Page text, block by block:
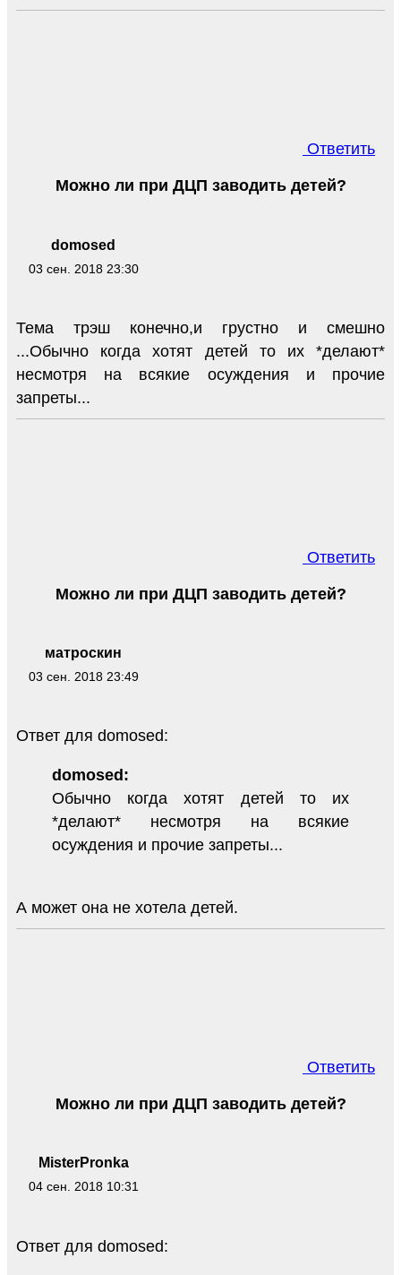
Ответить
domosed
03 сен. 2018 23:30
Можно ли при ДЦП заводить детей?
Тема трэш конечно,и грустно и смешно
...Обычно когда хотят детей то их *делают*
несмотря на всякие осуждения и прочие
запреты...
Ответить
матроскин
03 сен. 2018 23:49
Можно ли при ДЦП заводить детей?
Ответ для domosed:
domosed:
Обычно когда хотят детей то их
*делают* несмотря на всякие
осуждения и прочие запреты...
А может она не хотела детей.
Ответить
MisterPronka
04 сен. 2018 10:31
Можно ли при ДЦП заводить детей?
Ответ для domosed: